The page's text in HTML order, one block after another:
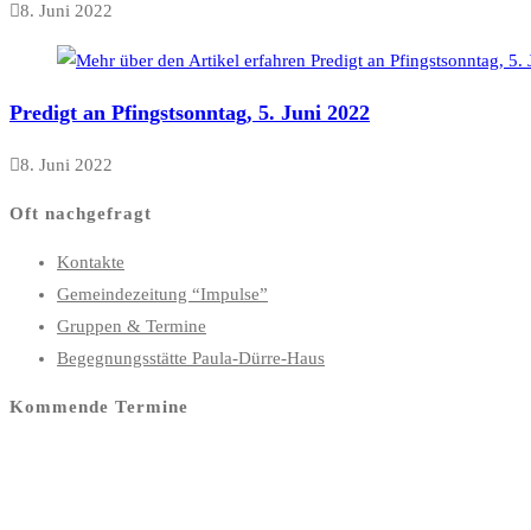
8. Juni 2022
Predigt an Pfingstsonntag, 5. Juni 2022
8. Juni 2022
Oft nachgefragt
Kontakte
Gemeindezeitung “Impulse”
Gruppen & Termine
Begegnungsstätte Paula-Dürre-Haus
Kommende Termine